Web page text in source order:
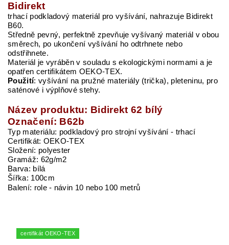
Bidirekt
trhací podkladový materiál pro vyšívání, nahrazuje Bidirekt
B60.
Středně pevný, perfektně zpevňuje vyšívaný materiál v obou
směrech, po ukončení vyšívání ho odtrhnete nebo
odstřihnete.
Materiál je vyráběn v souladu s ekologickými normami a je
opatřen certifikátem OEKO-TEX.
Použití: vyšívání na pružné materiály (trička), pleteninu, pro
saténové i výplňové stehy.
Název produktu: Bidirekt 62 bílý
Označení: B62b
Typ materiálu: podkladový pro strojní vyšívání - trhací
Certifikát: OEKO-TEX
Složení: polyester
Gramáž: 62g/m2
Barva: bílá
Šířka: 100cm
Balení: role - návin 10 nebo 100 metrů
certifikát OEKO-TEX